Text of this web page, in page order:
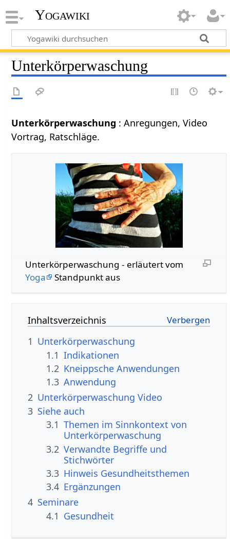
Yogawiki
Unterkörperwaschung
Unterkörperwaschung : Anregungen, Video
Vortrag, Ratschläge.
Unterkörperwaschung - erläutert vom
Yoga
Standpunkt aus
Inhaltsverzeichnis
1 Unterkörperwaschung
1.1 Indikationen
1.2 Kneippsche Anwendungen
1.3 Anwendung
2 Unterkörperwaschung Video
3 Siehe auch
3.1 Themen im Sinnkontext von
Unterkörperwaschung
3.2 Verwandte Begriffe und
Stichwörter
3.3 Hinweis Gesundheitsthemen
3.4 Ergänzungen
4 Seminare
4.1 Gesundheit